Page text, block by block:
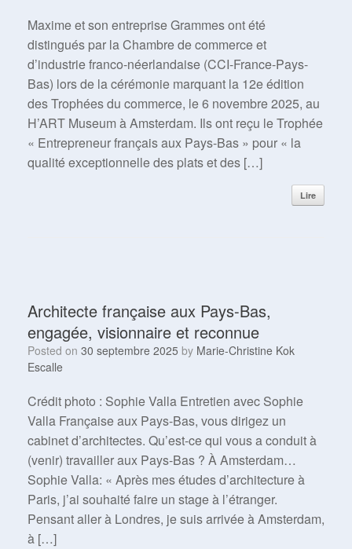
Maxime et son entreprise Grammes ont été
distingués par la Chambre de commerce et
d’industrie franco-néerlandaise (CCI-France-Pays-
Bas) lors de la cérémonie marquant la 12e édition
des Trophées du commerce, le 6 novembre 2025, au
H’ART Museum à Amsterdam. Ils ont reçu le Trophée
« Entrepreneur français aux Pays-Bas » pour « la
qualité exceptionnelle des plats et des […]
Lire
Architecte française aux Pays-Bas,
engagée, visionnaire et reconnue
Posted on 30 septembre 2025 by Marie-Christine Kok
Escalle
Crédit photo : Sophie Valla Entretien avec Sophie
Valla Française aux Pays-Bas, vous dirigez un
cabinet d’architectes. Qu’est-ce qui vous a conduit à
(venir) travailler aux Pays-Bas ? À Amsterdam…
Sophie Valla: « Après mes études d’architecture à
Paris, j’ai souhaité faire un stage à l’étranger.
Pensant aller à Londres, je suis arrivée à Amsterdam,
à […]